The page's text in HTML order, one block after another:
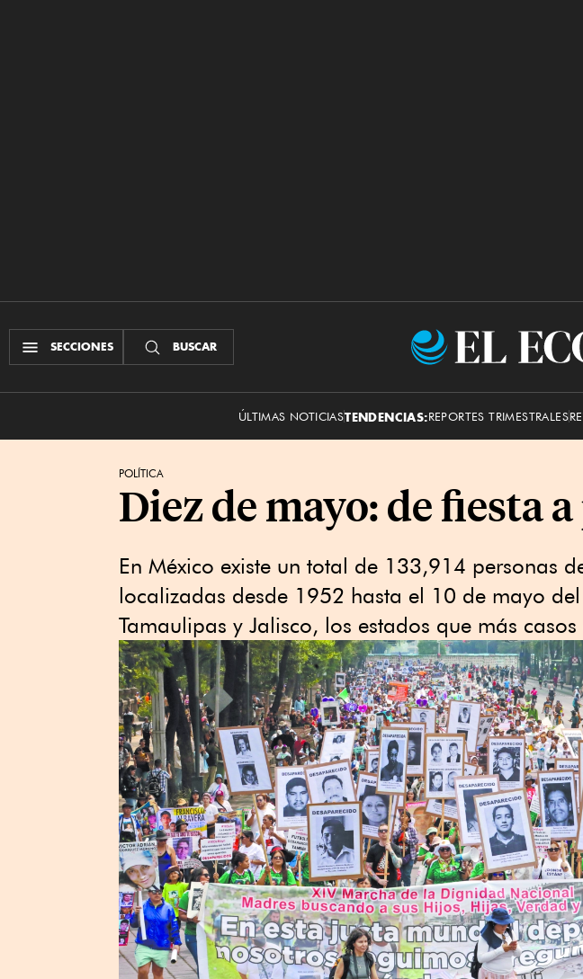
SECCIONES BUSCAR
ÚLTIMAS NOTICIASTENDENCIAS:REPORTES TRIMESTRALES
POLÍTICA
Diez de mayo: de fiesta
En México existe un total de 133,914 personas
localizadas desde 1952 hasta el 10 de mayo
Tamaulipas y Jalisco, los estados que más